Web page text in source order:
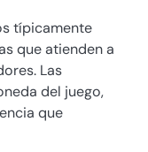
típicamente
que atienden a
Las
del juego,
que